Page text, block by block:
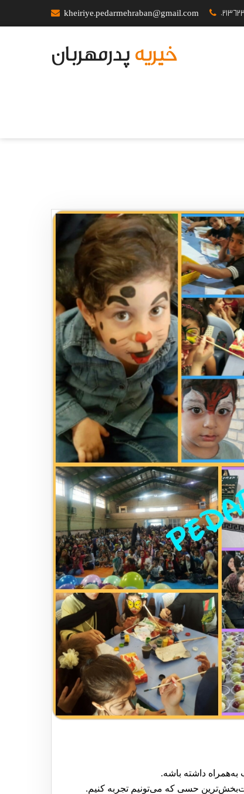
kheiriye.pedarmehraban@gmail.com
خیریهپدرمهربان
داشته باشه.
حسی که می‌تونیم تجربه کنیم.